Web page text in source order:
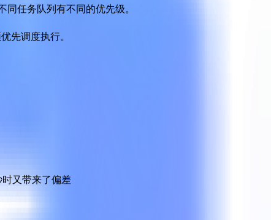
任务队列有不同的优先级。
先调度执行。
又带来了偏差